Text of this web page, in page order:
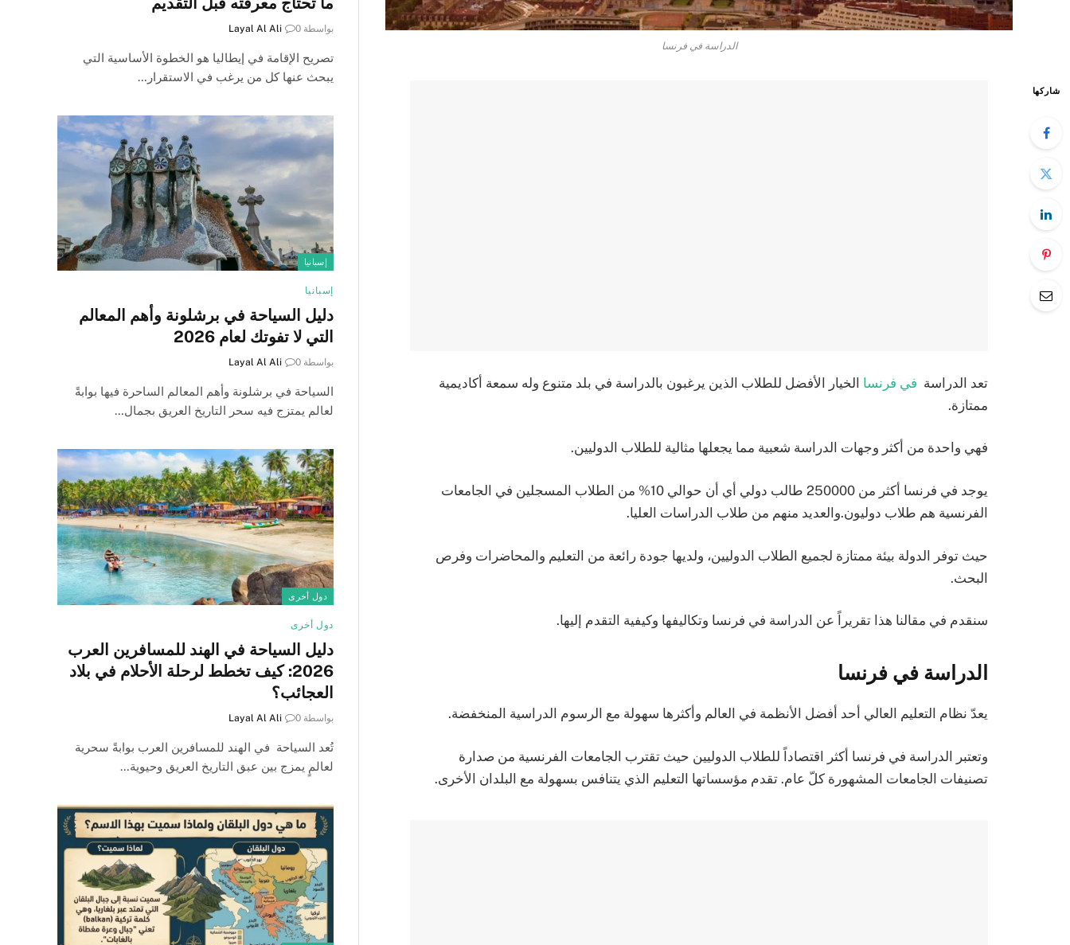
الدراسة في فرنسا
شاركها
تعد الدراسة في فرنسا الخيار الأفضل للطلاب الذين يرغبون بالدراسة في بلد متنوع وله سمعة أكاديمية
ممتازة.
فهي واحدة من أكثر وجهات الدراسة شعبية مما يجعلها مثالية للطلاب الدوليين.
يوجد في فرنسا أكثر من 250000 طالب دولي أي أن حوالي 10% من الطلاب المسجلين في الجامعات
الفرنسية هم طلاب دوليون.والعديد منهم من طلاب الدراسات العليا.
حيث توفر الدولة بيئة ممتازة لجميع الطلاب الدوليين، ولديها جودة رائعة من التعليم والمحاضرات وفرص
البحث.
سنقدم في مقالنا هذا تقريراً عن الدراسة في فرنسا وتكاليفها وكيفية التقدم إليها.
الدراسة في فرنسا
يعدّ نظام التعليم العالي أحد أفضل الأنظمة في العالم وأكثرها سهولة مع الرسوم الدراسية المنخفضة.
وتعتبر الدراسة في فرنسا أكثر اقتصاداً للطلاب الدوليين حيث تقترب الجامعات الفرنسية من صدارة
تصنيفات الجامعات المشهورة كلّ عام. تقدم مؤسساتها التعليم الذي يتنافس بسهولة مع البلدان الأخرى.
بواسطة Layal Al Ali 0
تصريح الإقامة في إيطاليا هو الخطوة الأساسية التي
يبحث عنها كل من يرغب في الاستقرار…
إسبانيا
إسبانيا
دليل السياحة في برشلونة وأهم المعالم
التي لا تفوتك لعام 2026
بواسطة Layal Al Ali 0
السياحة في برشلونة وأهم المعالم الساحرة فيها بوابةً
لعالم يمتزج فيه سحر التاريخ العريق بجمال…
دول أخرى
دول أخرى
دليل السياحة في الهند للمسافرين العرب
2026: كيف تخطط لرحلة الأحلام في بلاد
العجائب؟
بواسطة Layal Al Ali 0
تُعد السياحة في الهند للمسافرين العرب بوابةً سحرية
لعالمٍ يمزج بين عبق التاريخ العريق وحيوية…